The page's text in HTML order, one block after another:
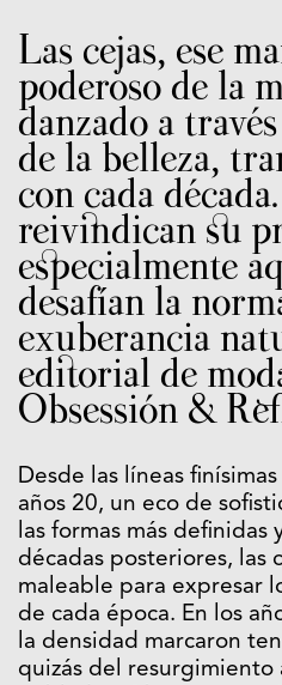
Las cejas, ese
poderoso de la
danzado a
de la belleza,
con cada
reivindican su
especialmente
desafían la
exuberancia
editorial de
Obsessión &
Desde las líneas
años 20, un eco de
las formas más definidas
décadas posteriores, las
maleable para expresar
de cada época. En los
la densidad marcaron
quizás del resurgimiento